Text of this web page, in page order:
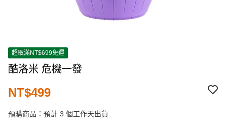
超取滿NT$699免運
酷洛米 危機一發
NT$499
預購商品：預計 3 個工作天出貨